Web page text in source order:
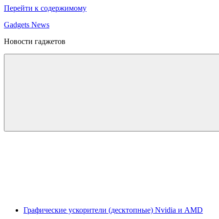
Перейти к содержимому
Gadgets News
Новости гаджетов
Графические ускорители (десктопные) Nvidia и AMD